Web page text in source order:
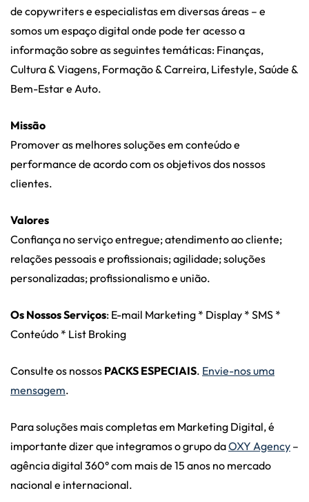
de copywriters e especialistas em diversas áreas – e
somos um espaço digital onde pode ter acesso a
informação sobre as seguintes temáticas: Finanças,
Cultura & Viagens, Formação & Carreira, Lifestyle, Saúde &
Bem-Estar e Auto.
Missão
Promover as melhores soluções em conteúdo e
performance de acordo com os objetivos dos nossos
clientes.
Valores
Confiança no serviço entregue; atendimento ao cliente;
relações pessoais e profissionais; agilidade; soluções
personalizadas; profissionalismo e união.
Os Nossos Serviços: E-mail Marketing * Display * SMS *
Conteúdo * List Broking
Consulte os nossos PACKS ESPECIAIS. Envie-nos uma
mensagem.
Para soluções mais completas em Marketing Digital, é
importante dizer que integramos o grupo daOXY Agency –
agência digital 360° com mais de 15 anos no mercado
nacional e internacional.